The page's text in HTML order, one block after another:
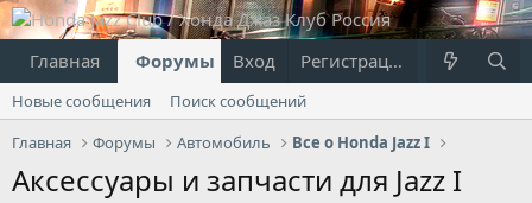
Главная Форумы Что нового?
Вход Регистрация
Новые сообщения
Поиск сообщений
Главная
Форумы Автомобиль Все о Honda Jazz I
Аксессуары и запчасти для Jazz I